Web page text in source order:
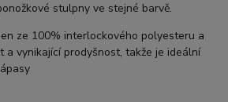
stulpny ve stejné barvě.
ze 100% interlockového polyesteru a
a vynikající prodyšnost, takže je ideální